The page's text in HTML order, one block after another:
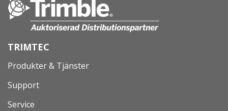
TRIMTEC
Produkter & Tjänster
Support
Service